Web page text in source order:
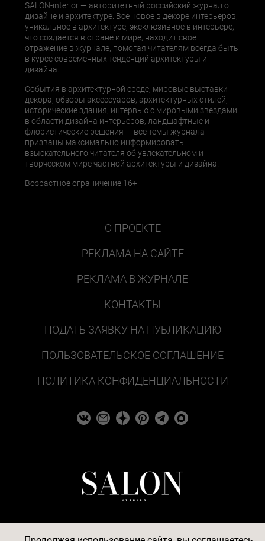
SALON-interior — авторитетный российский журнал о
дизайне и архитектуре. Все новое в декоре интерьеров,
уникальное в архитектуре, эксклюзивное в интерьере,
что создается в стране и мире, находит свое
отражение в журнале, помогая читателям всегда быть
в курсе современных тенденций архитектуры и
дизайна.
События в архитектурной среде, мировые выставки
декора, обзоры аксессуаров, архитектурных стилей,
исторические здания, интервью с мировыми звездами
в области дизайна интерьеров, ландшафтные и
флористические решения — все темы журнала
призваны максимально информировать
взыскательного читателя об увлекательном и
творческом мире частной архитектуры и дизайна.
Возрастное ограничение 16+
О ПРОЕКТЕ
РЕКЛАМА НА САЙТЕ
РЕКЛАМА В ЖУРНАЛЕ
КОНТАКТЫ
ПОДАТЬ ЗАЯВКУ НА ПУБЛИКАЦИЮ
ПОЛЬЗОВАТЕЛЬСКОЕ СОГЛАШЕНИЕ
ПОЛИТИКА КОНФИДЕНЦИАЛЬНОСТИ